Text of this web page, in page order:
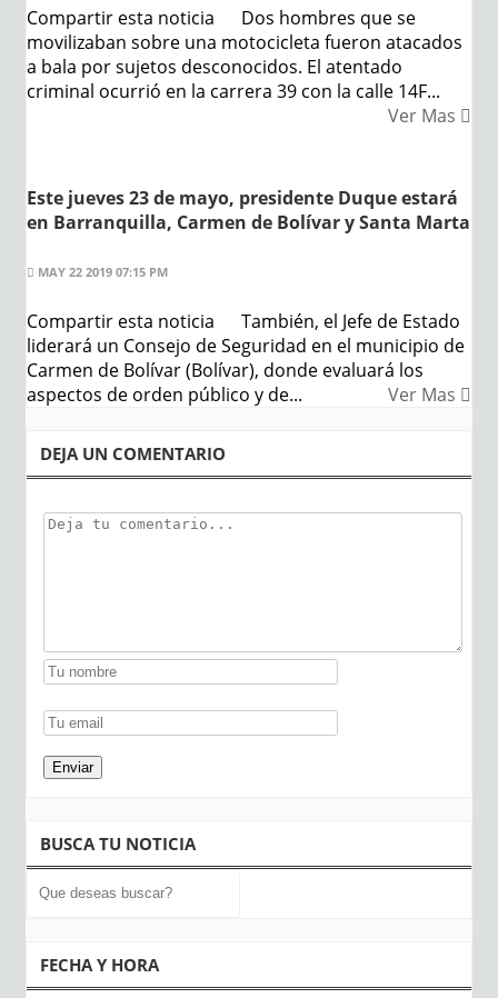
Compartir esta noticia Dos hombres que se
movilizaban sobre una motocicleta fueron atacados
a bala por sujetos desconocidos. El atentado
criminal ocurrió en la carrera 39 con la calle 14F...
Ver Mas
Este jueves 23 de mayo, presidente Duque estará
en Barranquilla, Carmen de Bolívar y Santa Marta
MAY 22 2019 07:15 PM
Compartir esta noticia También, el Jefe de Estado
liderará un Consejo de Seguridad en el municipio de
Carmen de Bolívar (Bolívar), donde evaluará los
aspectos de orden público y de...
Ver Mas
DEJA UN COMENTARIO
BUSCA TU NOTICIA
FECHA Y HORA